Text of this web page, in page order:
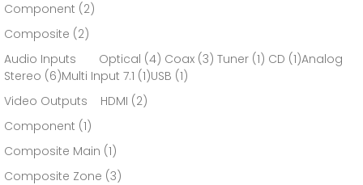
Component (2)
Composite (2)
Audio Inputs Optical (4) Coax (3) Tuner (1) CD (1)Analog
Stereo (6)Multi Input 7.1 (1)USB (1)
Video Outputs HDMI (2)
Component (1)
Composite Main (1)
Composite Zone (3)